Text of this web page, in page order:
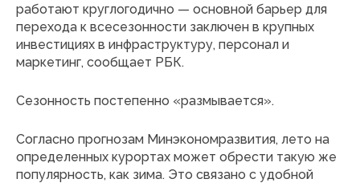
работают круглогодично — основной барьер для
перехода к всесезонности заключен в крупных
инвестициях в инфраструктуру, персонал и
маркетинг, сообщает РБК.
Сезонность постепенно «размывается».
Согласно прогнозам Минэкономразвития, лето на
определенных курортах может обрести такую же
популярность, как зима. Это связано с удобной